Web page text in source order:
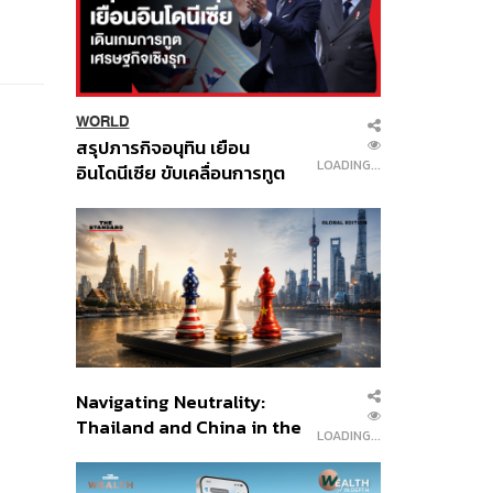
WORLD
สรุปภารกิจอนุทิน เยือน
อินโดนีเซีย ขับเคลื่อนการทูต
ส่วนยุทธศาสตร์ไทย –
อินโดนีเซีย
LOADING...
Navigating Neutrality:
Thailand and China in the
Order
LOADING...